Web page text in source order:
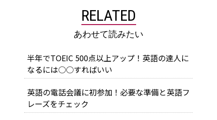
RELATED
あわせて読みたい
半年でTOEIC 500点以上アップ！英語の達人に
なるには○○すればいい
英語の電話会議に初参加！必要な準備と英語フ
レーズをチェック